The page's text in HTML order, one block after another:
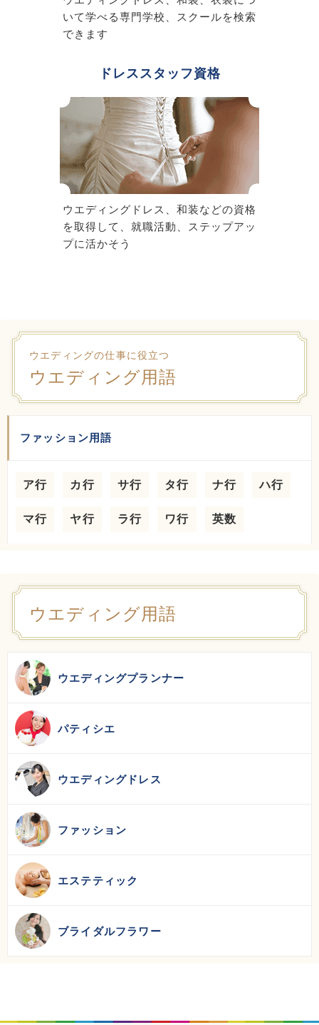
いて学べる専門学校、スクールを検索
できます
ドレススタッフ資格
ウエディングドレス、和装などの資格
を取得して、就職活動、ステップアッ
プに活かそう
ウエディングの仕事に役立つ
ウエディング用語
ファッション用語
ア行 カ行 サ行 タ行 ナ行 ハ行
マ行 ヤ行 ラ行 ワ行 英数
ウエディング用語
ウエディングプランナー
パティシエ
ウエディングドレス
ファッション
エステティック
ブライダルフラワー